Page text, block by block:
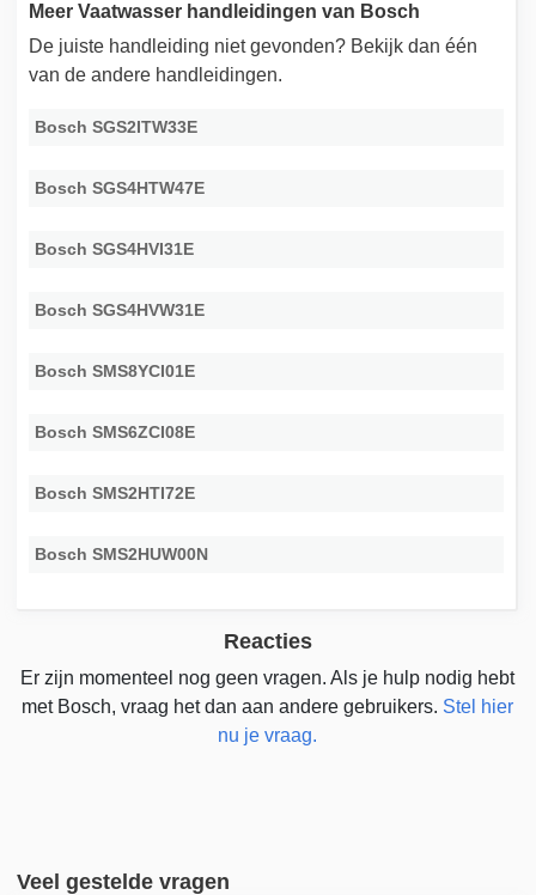
Meer Vaatwasser handleidingen van Bosch
De juiste handleiding niet gevonden? Bekijk dan één
van de andere handleidingen.
Bosch SGS2ITW33E
Bosch SGS4HTW47E
Bosch SGS4HVI31E
Bosch SGS4HVW31E
Bosch SMS8YCI01E
Bosch SMS6ZCI08E
Bosch SMS2HTI72E
Bosch SMS2HUW00N
Reacties
Er zijn momenteel nog geen vragen. Als je hulp nodig hebt
met Bosch, vraag het dan aan andere gebruikers. Stel hier
nu je vraag.
Veel gestelde vragen